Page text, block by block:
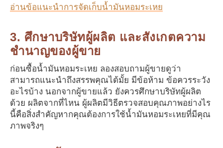
อ่านข้อแนะนำการจัดเก็บน้ำมันหอมระเหย
3. ศึกษาบริษัทผู้ผลิต และสังเกตความ
ชำนาญของผู้ขาย
ก่อนซื้อน้ำมันหอมระเหย ลองสอบถามผู้ขายดูว่า
สามารถแนะนำถึงสรรพคุณได้มั้ย มีข้อห้าม ข้อควรระวัง
อะไรบ้าง นอกจากผู้ขายแล้ว ยังควรศึกษาบริษัทผู้ผลิต
ด้วย ผลิตจากที่ไหน ผู้ผลิตมีวิธีตรวจสอบคุณภาพอย่างไร
นี้คือสิ่งสำคัญหากคุณต้องการใช้น้ำมันหอมระเหยที่มีคุณ
ภาพจริงๆ